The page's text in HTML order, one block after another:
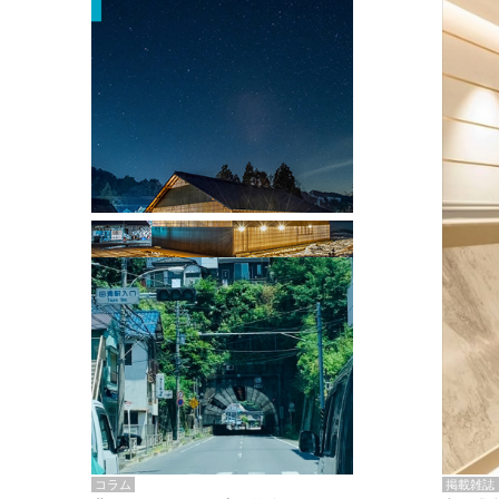
掲載雑誌
掲載雑誌・書籍
『街歩き研修「アールデコとモダニズ
ム、和風バロック」』のレポート記事が
掲載
コラム